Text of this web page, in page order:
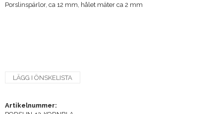
Porslinspärlor, ca 12 mm, hålet mäter ca 2 mm
LÄGG I ÖNSKELISTA
Artikelnummer: